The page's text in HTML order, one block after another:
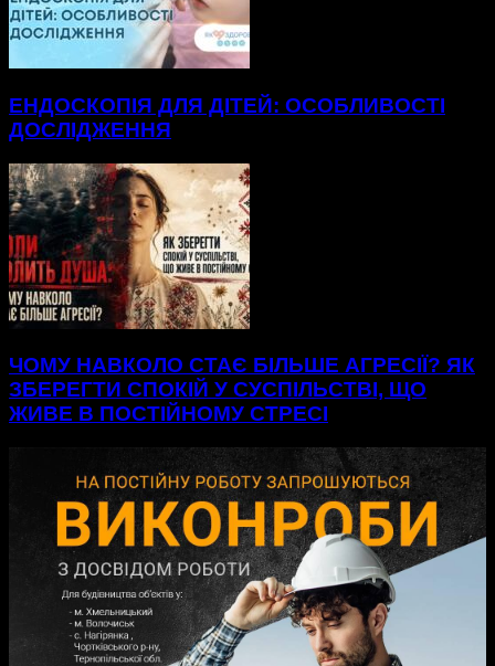
ЕНДОСКОПІЯ ДЛЯ ДІТЕЙ: ОСОБЛИВОСТІ
ДОСЛІДЖЕННЯ
ЧОМУ НАВКОЛО СТАЄ БІЛЬШЕ АГРЕСІЇ? ЯК
ЗБЕРЕГТИ СПОКІЙ У СУСПІЛЬСТВІ, ЩО
ЖИВЕ В ПОСТІЙНОМУ СТРЕСІ